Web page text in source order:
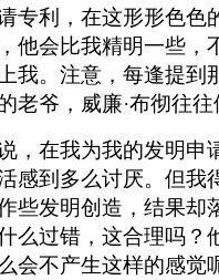
专利，在这形形色色
他会比我精明一些，
我。注意，每逢提到
老爷，威廉·布彻往往
，在我为我的发明申
感到多么讨厌。但我
些发明创造，结果却
么过错，这合理吗？
会不产生这样的感觉